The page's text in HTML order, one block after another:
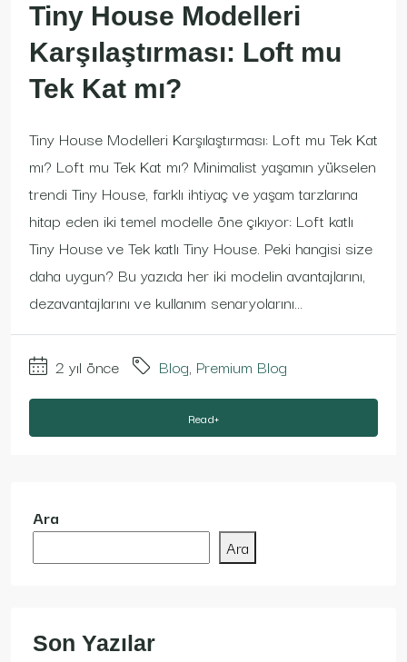
Tiny House Modelleri
Karşılaştırması: Loft mu
Tek Kat mı?
Tiny House Modelleri Karşılaştırması: Loft mu Tek Kat
mı? Loft mu Tek Kat mı? Minimalist yaşamın yükselen
trendi Tiny House, farklı ihtiyaç ve yaşam tarzlarına
hitap eden iki temel modelle öne çıkıyor: Loft katlı
Tiny House ve Tek katlı Tiny House. Peki hangisi size
daha uygun? Bu yazıda her iki modelin avantajlarını,
dezavantajlarını ve kullanım senaryolarını...
2 yıl önce Blog, Premium Blog
Read+
Ara
Ara
Son Yazılar